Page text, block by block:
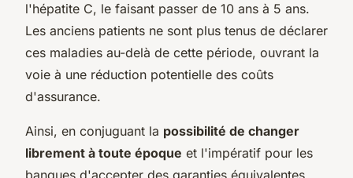
l'hépatite C, le faisant passer de 10 ans à 5 ans.
Les anciens patients ne sont plus tenus de déclarer
ces maladies au-delà de cette période, ouvrant la
voie à une réduction potentielle des coûts
d'assurance.
Ainsi, en conjuguant la possibilité de changer
librement à toute époque et l'impératif pour les
banques d'accepter des garanties équivalentes